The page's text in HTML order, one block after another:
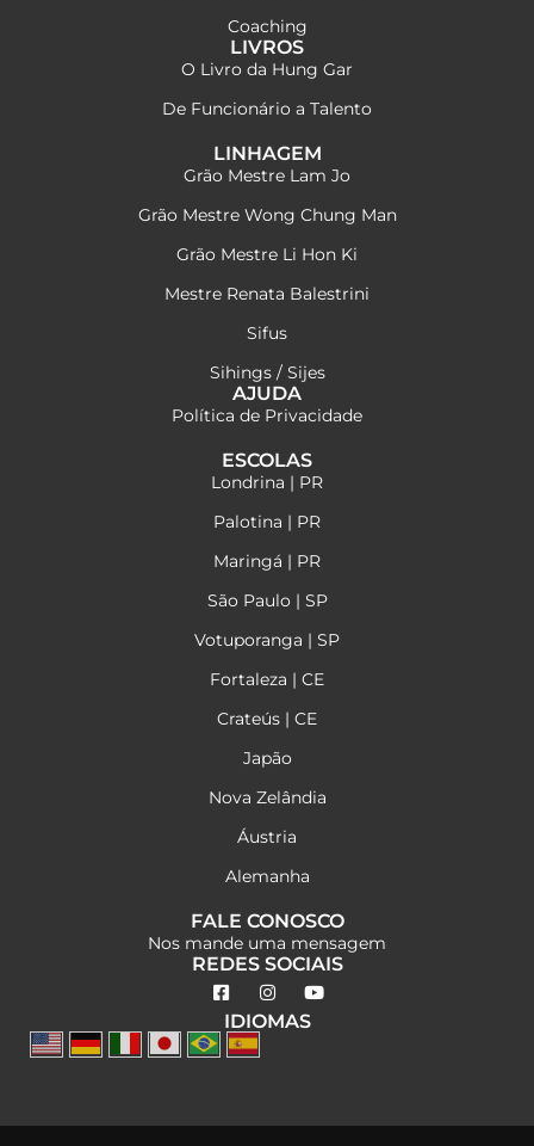
Coaching
LIVROS
O Livro da Hung Gar
De Funcionário a Talento
LINHAGEM
Grão Mestre Lam Jo
Grão Mestre Wong Chung Man
Grão Mestre Li Hon Ki
Mestre Renata Balestrini
Sifus
Sihings / Sijes
AJUDA
Política de Privacidade
ESCOLAS
Londrina | PR
Palotina | PR
Maringá | PR
São Paulo | SP
Votuporanga | SP
Fortaleza | CE
Crateús | CE
Japão
Nova Zelândia
Áustria
Alemanha
FALE CONOSCO
Nos mande uma mensagem
REDES SOCIAIS
IDIOMAS